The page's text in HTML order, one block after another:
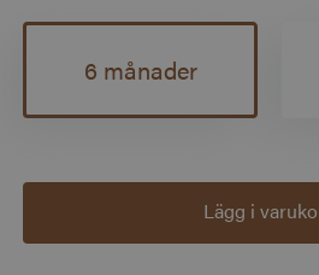
6 månader
Lägg i